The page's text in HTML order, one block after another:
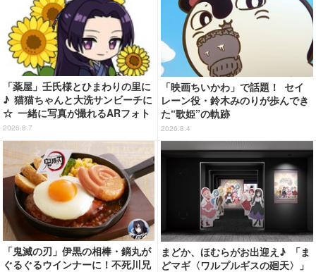
「薬屋」壬氏様とひまわりの里に
♪ 猫猫ちゃんと大洗サンビーチに
☆ 一緒に写真が撮れるARフォト
スポット企画「猫猫・壬氏と夏巡
り」開催【茨城県】
2026.8.7
「映画ちいかわ」で話題！ セイ
レーン役・鈴木みのりが歩んでき
た“歌姫”の軌跡
2026.8.4
「鬼滅の刃」伊黒の相棒・鏑丸が
ぐるぐるウインナーに！不死川兄
まどか、ほむらがお出迎え♪ 「ま
どマギ〈ワルプルギスの廻天〉」